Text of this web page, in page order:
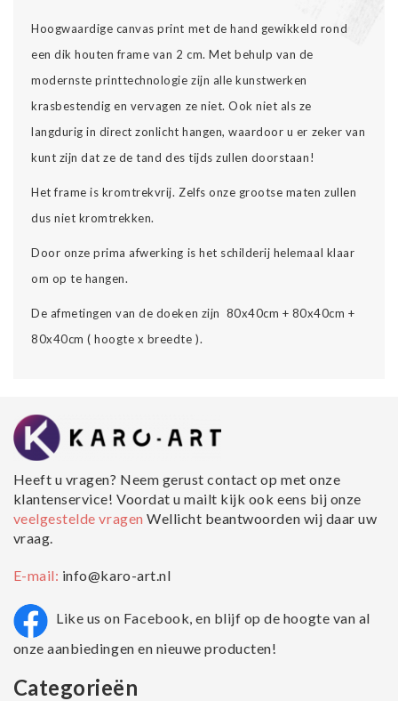
Hoogwaardige canvas print met de hand gewikkeld rond
een dik houten frame van 2 cm. Met behulp van de
modernste printtechnologie zijn alle kunstwerken
krasbestendig en vervagen ze niet. Ook niet als ze
langdurig in direct zonlicht hangen, waardoor u er zeker van
kunt zijn dat ze de tand des tijds zullen doorstaan!
Het frame is kromtrekvrij. Zelfs onze grootse maten zullen
dus niet kromtrekken.
Door onze prima afwerking is het schilderij helemaal klaar
om op te hangen.
De afmetingen van de doeken zijn 80x40cm + 80x40cm +
80x40cm ( hoogte x breedte ).
Heeft u vragen? Neem gerust contact op met onze
klantenservice! Voordat u mailt kijk ook eens bij onze
veelgestelde vragenWellicht beantwoorden wij daar uw
vraag.
E-mail: info@karo-art.nl
Like us on Facebook, en blijf op de hoogte van al
onze aanbiedingen en nieuwe producten!
Categorieën